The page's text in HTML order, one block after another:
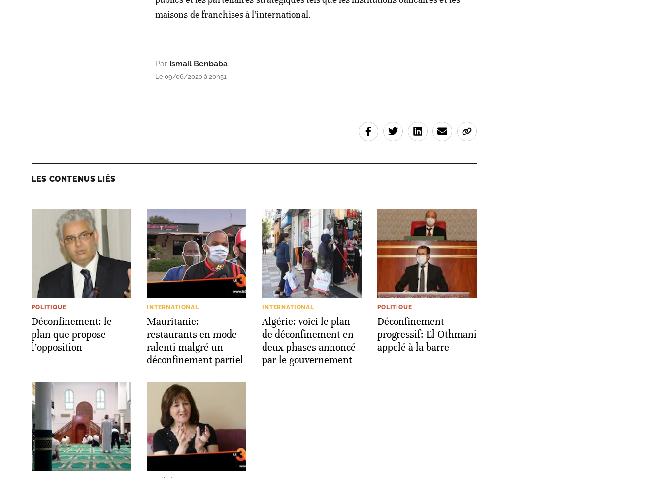
maisons de franchises à l’international.
Par Ismail Benbaba
Le 09/06/2020 à 20h51
LES CONTENUS LIÉS
POLITIQUE
Déconfinement: le
plan que propose
l’opposition
INTERNATIONAL
Mauritanie:
restaurants en mode
ralenti malgré un
déconfinement partiel
INTERNATIONAL
Algérie: voici le plan
de déconfinement en
deux phases annoncé
par le gouvernement
POLITIQUE
Déconfinement
progressif: El Othmani
appelé à la barre